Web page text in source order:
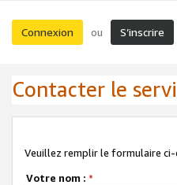
Connexion ou S’inscrire
Contacter le
Veuillez remplir le formulaire ci-
Votre nom : *